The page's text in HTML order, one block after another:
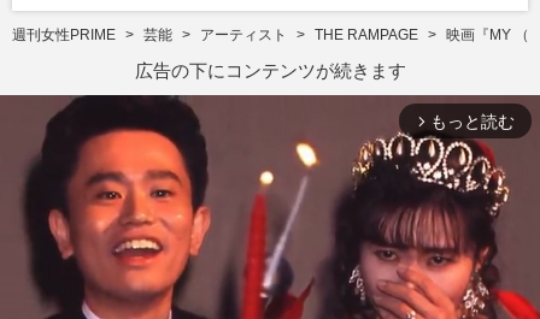
週刊女性PRIME 芸能 アーティスト THE RAMPAGE 映画『MY （
広告の下にコンテンツが続きます
arrow_forward_ios もっと読む